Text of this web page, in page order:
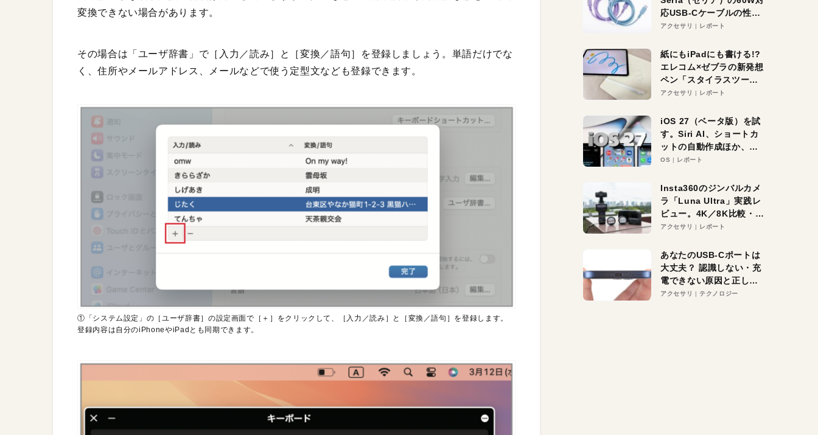
変換できない場合があります。
その場合は「ユーザ辞書」で［入力／読み］と［変換／語句］を登録しましょう。単語だけでな
く、住所やメールアドレス、メールなどで使う定型文なども登録できます。
①「システム設定」の［ユーザ辞書］の設定画面で［＋］をクリックして、［入力／読み］と［変換／語句］を登録します。
登録内容は自分のiPhoneやiPadとも同期できます。
応USB-Cケーブルの性能
を検証。超コスパの1本を
アクセサリ レポート
紙にもiPadにも書ける!?
エレコム×ゼブラの新発想
ペン「スタイラスツーウ
ェイ」レビュー。持ち替
アクセサリ レポート
iOS 27（ベータ版）を試
す。Siri AI、ショートカ
ットの自動作成ほか、期
待大の便利機能5選。
る未来はすぐそこ！
OS レポート
Insta360のジンバルカメ
ラ「Luna Ultra」実践レ
ビュー。4K／8K比較・ズ
ーム・夜間撮影をチェッ
アクセサリ レポート
あなたのUSB-Cポートは
大丈夫？ 認識しない・充
電できない原因と正しい
対策
アクセサリ テクノロジー